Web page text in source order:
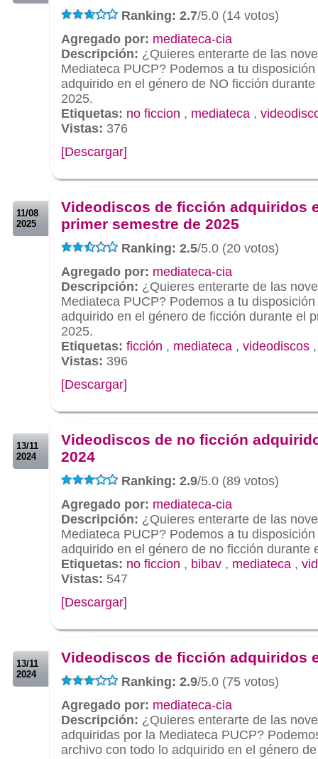
Ranking: 2.7/5.0 (14 votos)
Agregado por: mediateca-cia
Descripción: ¿Quieres enterarte de las
Mediateca PUCP? Podemos a tu
adquirido en el género de NO ficción
2025.
Etiquetas: no ficcion , mediateca ,
Vistas: 376
[Descargar]
11/08
2025
Videodiscos de ficción adquiridos
primer semestre de 2025
Ranking: 2.5/5.0 (20 votos)
Agregado por: mediateca-cia
Descripción: ¿Quieres enterarte de las
Mediateca PUCP? Podemos a tu
adquirido en el género de ficción durante el
2025.
Etiquetas: ficción , mediateca , videodiscos
Vistas: 396
[Descargar]
13/11
2024
Videodiscos de no ficción
2024
Ranking: 2.9/5.0 (89 votos)
Agregado por: mediateca-cia
Descripción: ¿Quieres enterarte de las
Mediateca PUCP? Podemos a tu
adquirido en el género de no ficción durante
Etiquetas: no ficcion , bibav , mediateca ,
Vistas: 547
[Descargar]
13/11
2024
Videodiscos de ficción adquiridos
Ranking: 2.9/5.0 (75 votos)
Agregado por: mediateca-cia
Descripción: ¿Quieres enterarte de las
adquiridas por la Mediateca PUCP?
archivo con todo lo adquirido en el género